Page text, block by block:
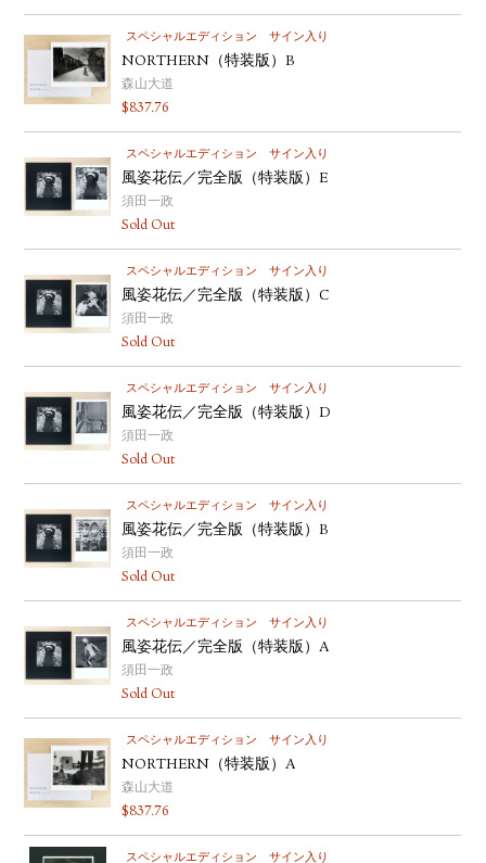
スペシャルエディション サイン入り
NORTHERN（特装版）B
森山大道
$837.76
スペシャルエディション サイン入り
風姿花伝／完全版（特装版）E
須田一政
Sold Out
スペシャルエディション サイン入り
風姿花伝／完全版（特装版）C
須田一政
Sold Out
スペシャルエディション サイン入り
風姿花伝／完全版（特装版）D
須田一政
Sold Out
スペシャルエディション サイン入り
風姿花伝／完全版（特装版）B
須田一政
Sold Out
スペシャルエディション サイン入り
風姿花伝／完全版（特装版）A
須田一政
Sold Out
スペシャルエディション サイン入り
NORTHERN（特装版）A
森山大道
$837.76
スペシャルエディション サイン入り